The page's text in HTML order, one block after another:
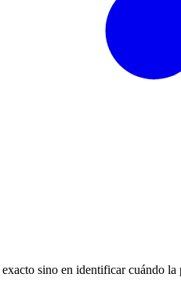
sino en identificar